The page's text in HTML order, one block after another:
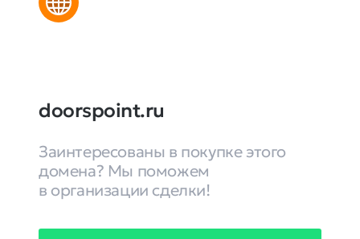
doorspoint.ru
Заинтересованы в покупке этого
домена? Мы поможем
в организации сделки!